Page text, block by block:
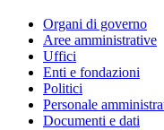
Organi di governo
Aree amministrative
Uffici
Enti e fondazioni
Politici
Personale
Documenti e dati